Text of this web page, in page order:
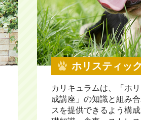
ホリスティッ
カリキュラムは、「ホ
成講座」の知識と組み
スを提供できるよう構